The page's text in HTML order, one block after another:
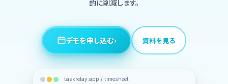
的に削減します。
デモを申し込む› 資料を見る
taskrelay.app / timesheet